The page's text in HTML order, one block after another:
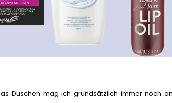
Duschen mag ich grundsätzlich immer noch